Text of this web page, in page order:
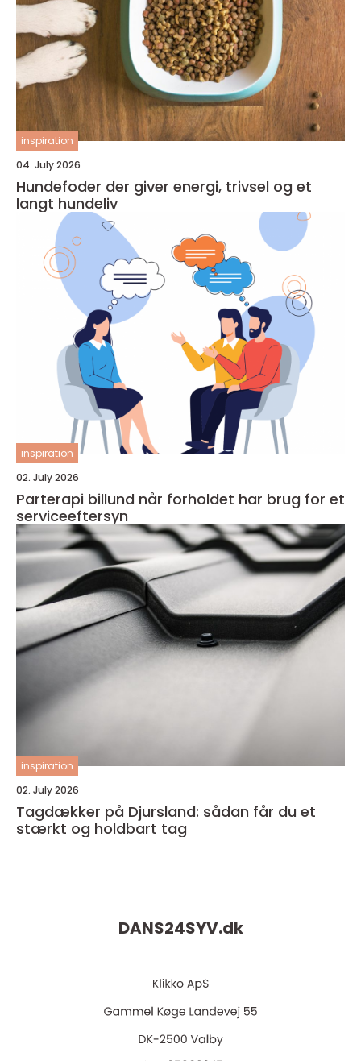
inspiration
04. July 2026
Hundefoder der giver energi, trivsel og et
langt hundeliv
inspiration
02. July 2026
Parterapi billund når forholdet har brug for et
serviceeftersyn
inspiration
02. July 2026
Tagdækker på Djursland: sådan får du et
stærkt og holdbart tag
DANS24SYV.dk